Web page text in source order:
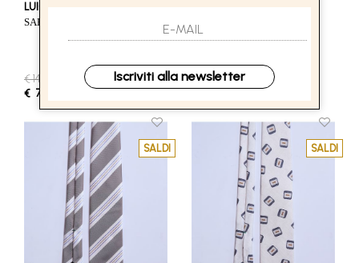
LUIGI BORRELLI - NAPOLI
SARTORIAL TIE - CREAM
€ 140.00
-50%
€ 70.00
LUIGI BORRELLI - NAPOLI
SARTORIAL TIE - BROWN
€ 140.00 -50%
SALDI SALDI
Iscriviti alla newsletter